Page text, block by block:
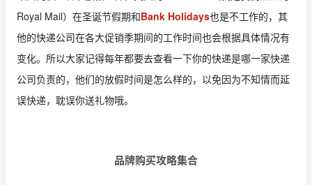
Royal Mail）在圣诞节假期和Bank Holidays也是不工作的，其
他的快递公司在各大促销季期间的工作时间也会根据具体情况有
变化。所以大家记得每年都要去查看一下你的快递是哪一家快递
公司负责的，他们的放假时间是怎么样的，以免因为不知情而延
误快递，耽误你送礼物哦。
品牌购买攻略集合